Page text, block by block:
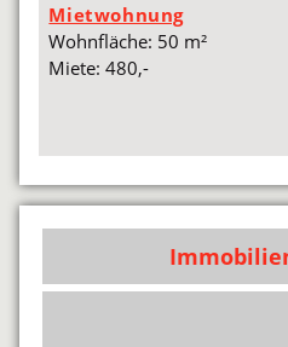
Mietwohnung
Wohnfläche: 50 m²
Miete: 480,-